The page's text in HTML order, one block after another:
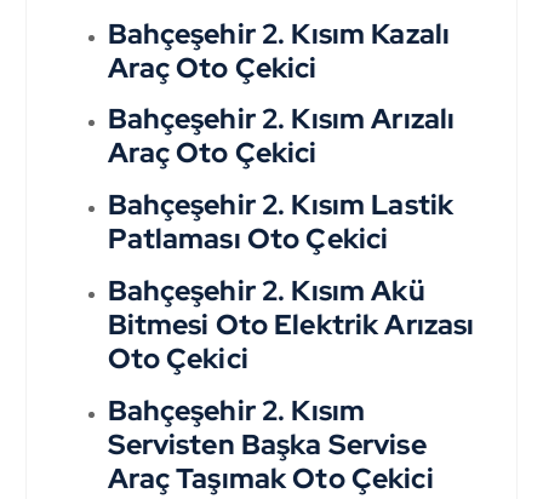
Bahçeşehir 2. Kısım Kazalı
Araç Oto Çekici
Bahçeşehir 2. Kısım Arızalı
Araç Oto Çekici
Bahçeşehir 2. Kısım Lastik
Patlaması Oto Çekici
Bahçeşehir 2. Kısım Akü
Bitmesi Oto Elektrik Arızası
Oto Çekici
Bahçeşehir 2. Kısım
Servisten Başka Servise
Araç Taşımak Oto Çekici